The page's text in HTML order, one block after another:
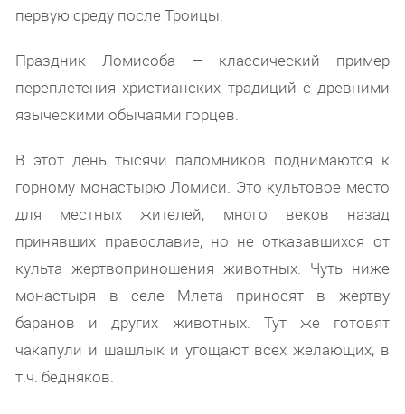
первую среду после Троицы.
Праздник Ломисоба — классический пример
переплетения христианских традиций с древними
языческими обычаями горцев.
В этот день тысячи паломников поднимаются к
горному монастырю Ломиси. Это культовое место
для местных жителей, много веков назад
принявших православие, но не отказавшихся от
культа жертвоприношения животных. Чуть ниже
монастыря в селе Млета приносят в жертву
баранов и других животных. Тут же готовят
чакапули и шашлык и угощают всех желающих, в
т.ч. бедняков.